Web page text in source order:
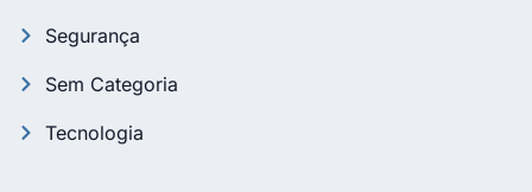
Segurança
Sem Categoria
Tecnologia